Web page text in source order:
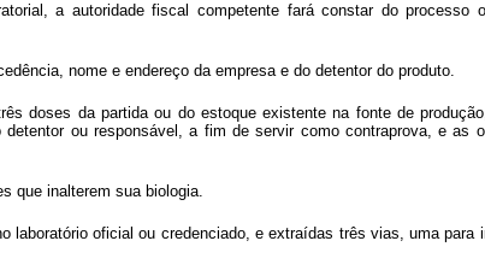
a autoridade fiscal competente fará constar do
nome e endereço da empresa e do detentor do produto.
doses da partida ou do estoque existente na fonte de
ou responsável, a fim de servir como contraprova, e as
que inalterem sua biologia.
oficial ou credenciado, e extraídas três vias, uma